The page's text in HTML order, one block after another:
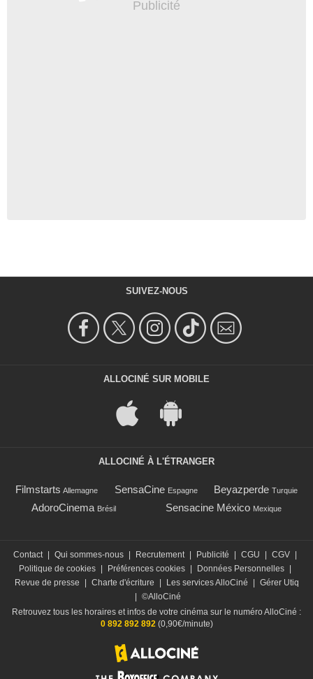
SUIVEZ-NOUS
ALLOCINÉ SUR MOBILE
ALLOCINÉ À L'ÉTRANGER
Filmstarts Allemagne SensaCine Espagne Beyazperde Turquie
AdoroCinema Brésil Sensacine México Mexique
Contact Qui sommes-nous Recrutement Publicité CGU CGV
Politique de cookies
Préférences cookies Données Personnelles
Revue de presse
Charte d'écriture Les services AlloCiné
Gérer Utiq
©AlloCiné
Retrouvez tous les horaires et infos de votre cinéma sur le numéro AlloCiné :
0 892 892 892(0,90€/minute)